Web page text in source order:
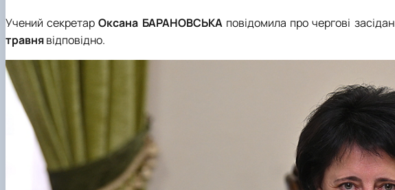
Учений секретарОксана БАРАНОВСЬКАповідомила про чергові
травнявідповідно.